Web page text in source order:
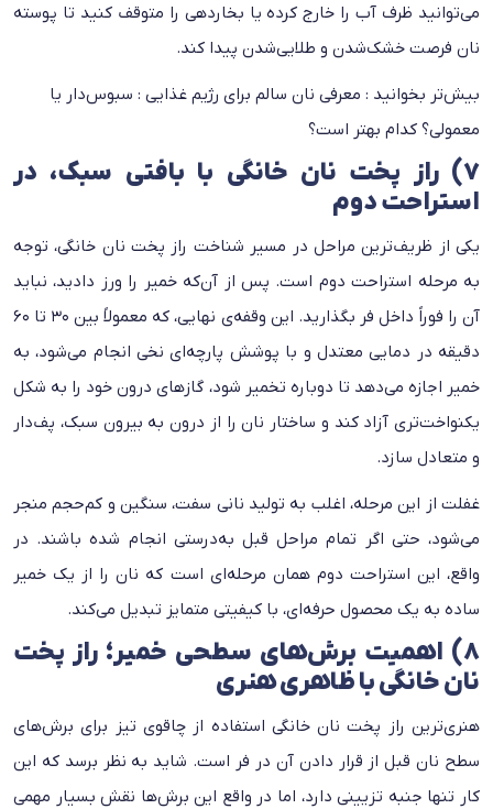
می‌توانید ظرف آب را خارج کرده یا بخاردهی را متوقف کنید تا پوسته
نان فرصت خشک‌شدن و طلایی‌شدن پیدا کند.
بیش‌تر بخوانید : معرفی نان سالم برای رژیم غذایی : سبوس‌دار یا
معمولی؟ کدام بهتر است؟
۷) راز پخت نان خانگی با بافتی سبک، در
استراحت دوم
یکی از ظریف‌ترین مراحل در مسیر شناخت راز پخت نان خانگی، توجه
به مرحله استراحت دوم است. پس از آن‌که خمیر را ورز دادید، نباید
آن را فوراً داخل فر بگذارید. این وقفه‌ی نهایی، که معمولاً بین ۳۰ تا ۶۰
دقیقه در دمایی معتدل و با پوشش پارچه‌ای نخی انجام می‌شود، به
خمیر اجازه می‌دهد تا دوباره تخمیر شود، گازهای درون خود را به شکل
یکنواخت‌تری آزاد کند و ساختار نان را از درون به بیرون سبک، پف‌دار
و متعادل سازد.
غفلت از این مرحله، اغلب به تولید نانی سفت، سنگین و کم‌حجم منجر
می‌شود، حتی اگر تمام مراحل قبل به‌درستی انجام شده باشند. در
واقع، این استراحت دوم همان مرحله‌ای‌ است که نان را از یک خمیر
ساده به یک محصول حرفه‌ای، با کیفیتی متمایز تبدیل می‌کند.
۸) اهمیت برش‌های سطحی خمیر؛ راز پخت
نان خانگی با ظاهری هنری
هنری‌ترین راز پخت نان خانگی استفاده از چاقوی تیز برای برش‌های
سطح نان قبل از قرار دادن آن در فر است. شاید به نظر برسد که این
کار تنها جنبه تزیینی دارد، اما در واقع این برش‌ها نقش بسیار مهمی